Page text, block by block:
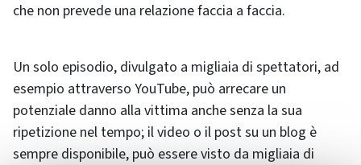
che non prevede una relazione faccia a faccia.
Un solo episodio, divulgato a migliaia di spettatori, ad
esempio attraverso YouTube, può arrecare un
potenziale danno alla vittima anche senza la sua
ripetizione nel tempo; il video o il post su un blog è
sempre disponibile, può essere visto da migliaia di